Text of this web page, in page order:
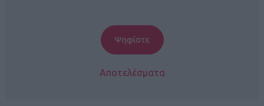
Αποτελέσματα